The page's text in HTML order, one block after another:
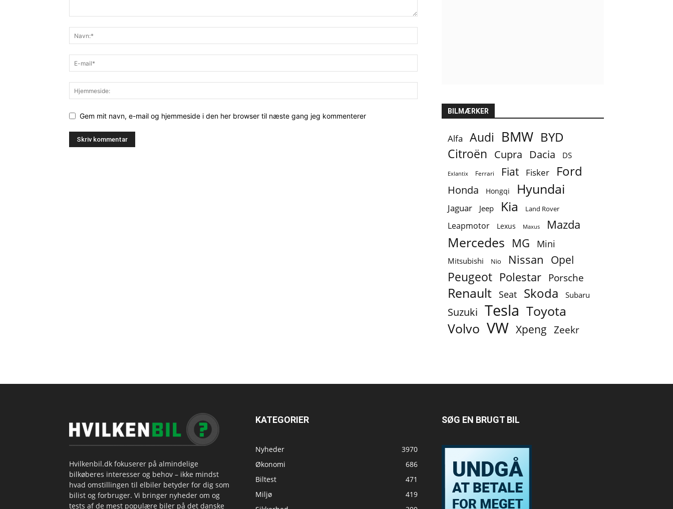
Gem mit navn, e-mail og hjemmeside i den her browser til næste gang jeg kommenterer
BILMÆRKER
Alfa Audi BMW BYD
Citroën Cupra Dacia DS
Exlantix Ferrari Fiat Fisker Ford
Honda Hongqi Hyundai
Jaguar Jeep Kia Land Rover
Leapmotor Lexus Maxus Mazda
Mercedes MG Mini
Mitsubishi Nio Nissan Opel
Peugeot Polestar Porsche
Renault Seat Skoda Subaru
Suzuki Tesla Toyota
Volvo VW Xpeng Zeekr
Hvilkenbil.dk fokuserer på almindelige
bilkøberes interesser og behov – ikke mindst
hvad omstillingen til elbiler betyder for dig som
bilist og forbruger. Vi bringer nyheder om og
tests af de mest populære biler på det danske
KATEGORIER
Nyheder
3970
Økonomi
686
Biltest
471
Miljø
419
SØG EN BRUGT BIL